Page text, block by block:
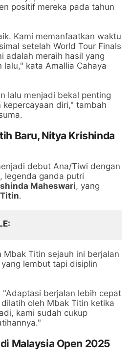
positif mereka pada tahun
Kami memanfaatkan waktu
setelah World Tour Finals
adalah meraih hasil yang
kata Amallia Cahaya
lalu menjadi bekal penting
diri," tambah
Baru, Nitya Krishinda
debut Ana/Tiwi dengan
legenda ganda putri
Maheswari, yang
.
Mbak Titin sejauh ini berjalan
lembut tapi disiplin
"Adaptasi berjalan lebih cepat
oleh Mbak Titin ketika
kami sudah cukup
Malaysia Open 2025